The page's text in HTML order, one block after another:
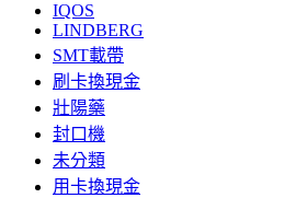
IQOS
LINDBERG
SMT載帶
刷卡換現金
壯陽藥
封口機
未分類
用卡換現金